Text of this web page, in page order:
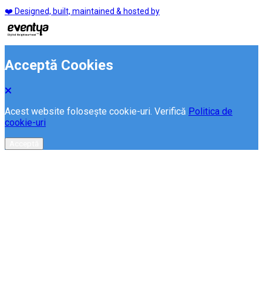
❤️ Designed, built, maintained & hosted by
Acceptă Cookies
Acest website folosește cookie-uri. Verifică Politica de
cookie-uri